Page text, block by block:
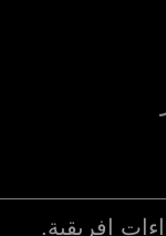
إفريقية.